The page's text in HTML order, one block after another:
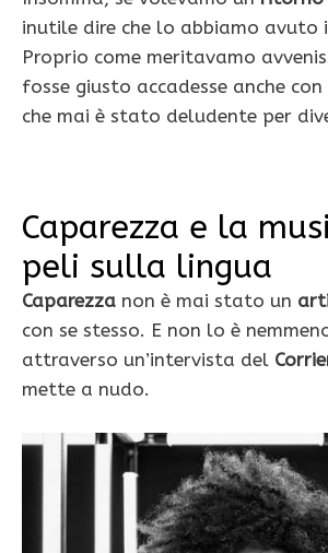
inutile dire che lo abbiamo avuto
Proprio come meritavamo
fosse giusto accadesse anche
che mai è stato deludente per
Caparezza e la
peli sulla lingua
Caparezza non è mai stato un
con se stesso. E non lo è
attraverso un’intervista del
mette a nudo.